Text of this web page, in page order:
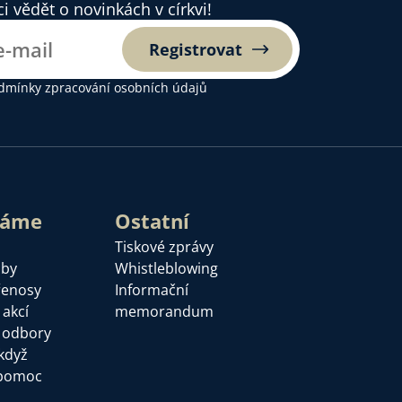
vědět o novinkách v církvi!
Registrovat
zpracování osobních údajů
Ostatní
Tiskové zprávy
Whistleblowing
Informační
memorandum